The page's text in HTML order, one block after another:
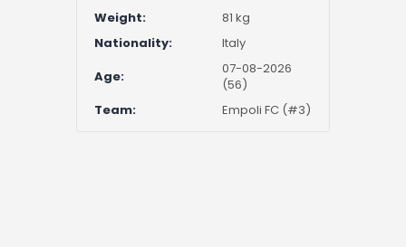
Weight:
81 kg
Nationality:
Italy
Age:
07-08-2026
(56)
Team:
Empoli FC (#3)